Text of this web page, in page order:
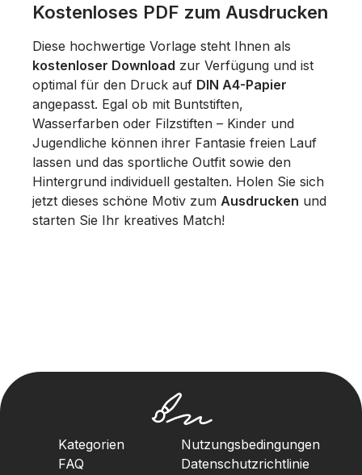
Kostenloses PDF zum Ausdrucken
Diese hochwertige Vorlage steht Ihnen als
kostenloser Download zur Verfügung und ist
optimal für den Druck auf DIN A4-Papier
angepasst. Egal ob mit Buntstiften,
Wasserfarben oder Filzstiften – Kinder und
Jugendliche können ihrer Fantasie freien Lauf
lassen und das sportliche Outfit sowie den
Hintergrund individuell gestalten. Holen Sie sich
jetzt dieses schöne Motiv zum Ausdrucken und
starten Sie Ihr kreatives Match!
Kategorien
FAQ
Nutzungsbedingungen
Datenschutzrichtlinie